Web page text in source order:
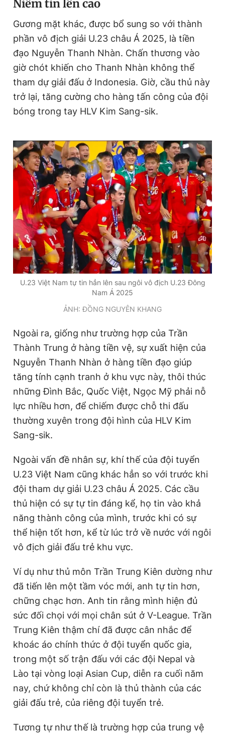
e
n
t
T
i
m
e
t
i
o
n
Niềm tin lên cao
Gương mặt khác, được bổ sung so với thành
phần vô địch giải U.23 châu Á 2025, là tiền
đạo Nguyễn Thanh Nhàn. Chấn thương vào
giờ chót khiến cho Thanh Nhàn không thể
tham dự giải đấu ở Indonesia. Giờ, cầu thủ này
trở lại, tăng cường cho hàng tấn công của đội
bóng trong tay HLV Kim Sang-sik.
U.23 Việt Nam tự tin hẳn lên sau ngôi vô địch U.23 Đông
Nam Á 2025
ẢNH: ĐỒNG NGUYÊN KHANG
Ngoài ra, giống như trường hợp của Trần
Thành Trung ở hàng tiền vệ, sự xuất hiện của
Nguyễn Thanh Nhàn ở hàng tiền đạo giúp
tăng tính cạnh tranh ở khu vực này, thôi thúc
những Đình Bắc, Quốc Việt, Ngọc Mỹ phải nỗ
lực nhiều hơn, để chiếm được chỗ thi đấu
thường xuyên trong đội hình của HLV Kim
Sang-sik.
Ngoài vấn đề nhân sự, khí thế của đội tuyển
U.23 Việt Nam cũng khác hẳn so với trước khi
đội tham dự giải U.23 châu Á 2025. Các cầu
thủ hiện có sự tự tin đáng kể, họ tin vào khả
năng thành công của mình, trước khi có sự
thể hiện tốt hơn, kể từ lúc trở về nước với ngôi
vô địch giải đấu trẻ khu vực.
Ví dụ như thủ môn Trần Trung Kiên dường như
đã tiến lên một tầm vóc mới, anh tự tin hơn,
chững chạc hơn. Anh tin rằng mình hiện đủ
sức đối chọi với mọi chân sút ở V-League. Trần
Trung Kiên thậm chí đã được cân nhắc để
khoác áo chính thức ở đội tuyển quốc gia,
trong một số trận đấu với các đội Nepal và
Lào tại vòng loại Asian Cup, diễn ra cuối năm
nay, chứ không chỉ còn là thủ thành của các
giải đấu trẻ, của riêng đội tuyển trẻ.
Tương tự như thế là trường hợp của trung vệ